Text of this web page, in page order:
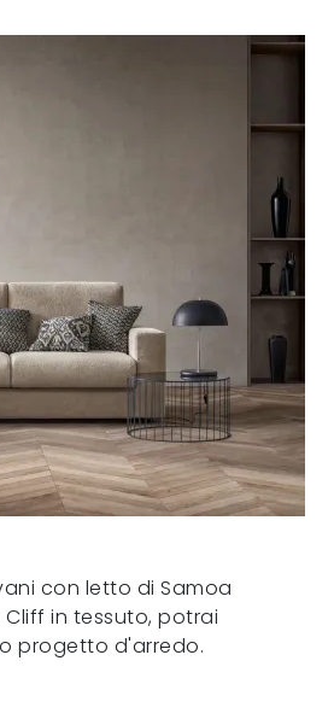
con letto di Samoa
in tessuto, potrai
progetto d'arredo.